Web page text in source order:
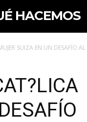
HACEMOS
SUIZA EN UN DESAFÍO